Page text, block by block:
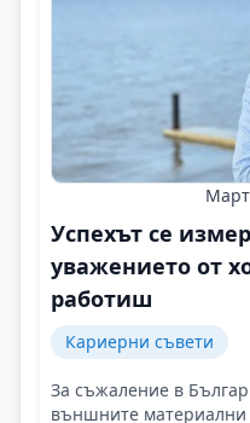
Успехът се
уважението от
работиш
Кариерни съвети
За съжаление в
външните материални